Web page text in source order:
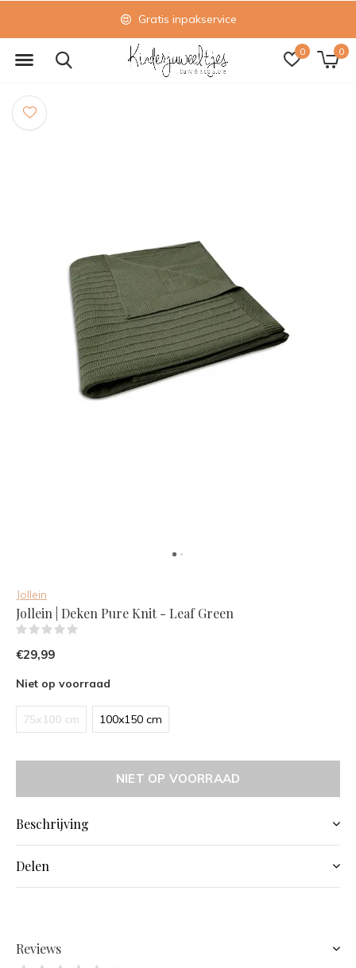
0 0
Gratis inpakservice
Jollein
Jollein | Deken Pure Knit - Leaf Green
€29,99
Niet op voorraad
75x100 cm 100x150 cm
NIET OP VOORRAAD
Beschrijving
Delen
Reviews